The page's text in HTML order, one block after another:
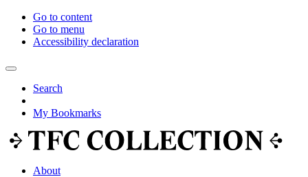
Go to content
Go to menu
Accessibility declaration
Search
My Bookmarks
About